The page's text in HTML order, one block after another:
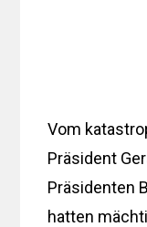
Vom
Präsident
Präsidenten
hatten